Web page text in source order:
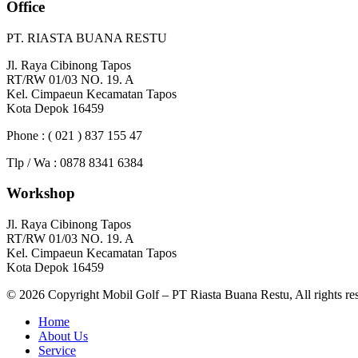
Office
PT. RIASTA BUANA RESTU
Jl. Raya Cibinong Tapos
RT/RW 01/03 NO. 19. A
Kel. Cimpaeun Kecamatan Tapos
Kota Depok 16459
Phone : ( 021 ) 837 155 47
Tlp / Wa : 0878 8341 6384
Workshop
Jl. Raya Cibinong Tapos
RT/RW 01/03 NO. 19. A
Kel. Cimpaeun Kecamatan Tapos
Kota Depok 16459
© 2026 Copyright Mobil Golf – PT Riasta Buana Restu, All rights
Home
About Us
Service